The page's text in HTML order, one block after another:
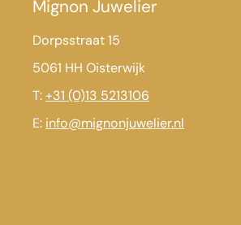
Mignon Juwelier
Dorpsstraat 15
5061 HH Oisterwijk
T:+31 (0)13 5213106
E: info@mignonjuwelier.nl